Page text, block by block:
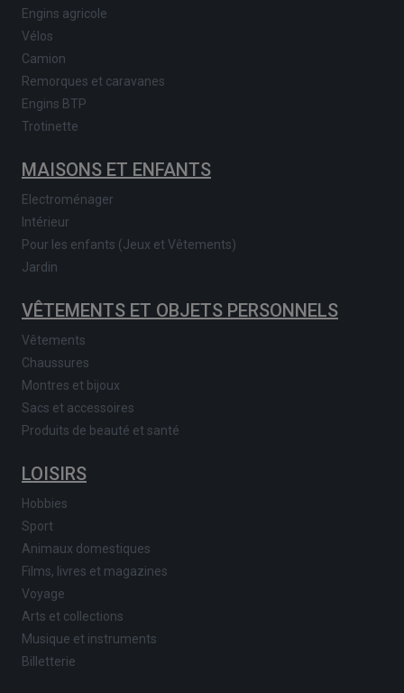
Engins agricole
Vélos
Camion
Remorques et caravanes
Engins BTP
Trotinette
MAISONS ET ENFANTS
Electroménager
Intérieur
Pour les enfants (Jeux et Vêtements)
Jardin
VÊTEMENTS ET OBJETS PERSONNELS
Vêtements
Chaussures
Montres et bijoux
Sacs et accessoires
Produits de beauté et santé
LOISIRS
Hobbies
Sport
Animaux domestiques
Films, livres et magazines
Voyage
Arts et collections
Musique et instruments
Billetterie